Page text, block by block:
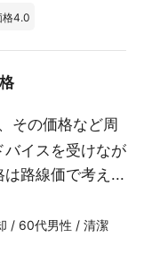
格4.0
その価格など周
イスを受けなが
は路線価で考え...
/ 60代男性 / 清潔